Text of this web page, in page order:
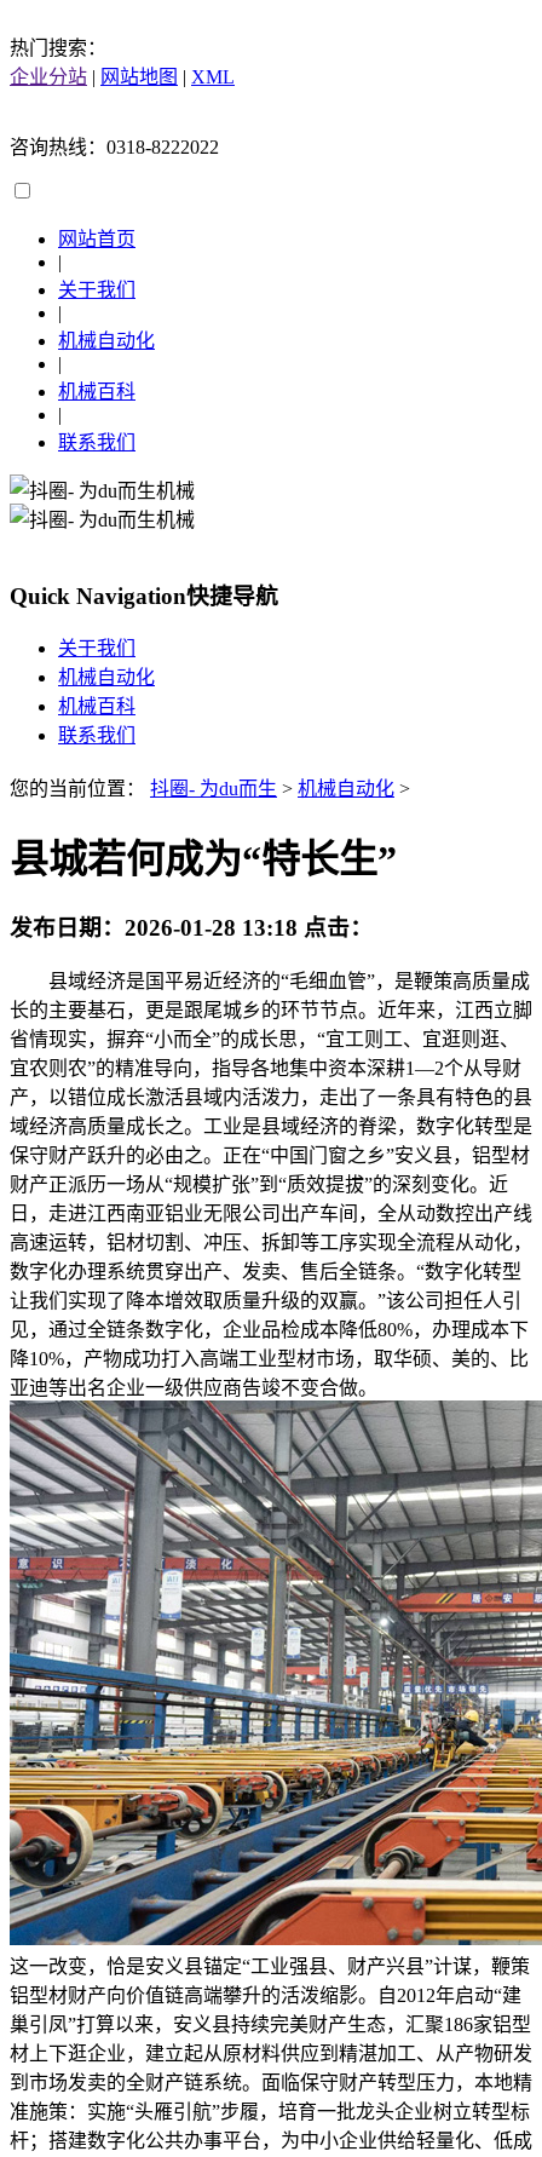
热门搜索：
企业分站 | 网站地图 | XML
咨询热线：0318-8222022
网站首页
|
关于我们
|
机械自动化
|
机械百科
|
联系我们
Quick Navigation快捷导航
关于我们
机械自动化
机械百科
联系我们
您的当前位置： 抖圈- 为du而生 > 机械自动化 >
县城若何成为“特长生”
发布日期： 2026-01-28 13:18 点击：
县域经济是国平易近经济的“毛细血管”，是鞭策高质量成
长的主要基石，更是跟尾城乡的环节节点。近年来，江西立脚
省情现实，摒弃“小而全”的成长思，“宜工则工、宜逛则逛、
宜农则农”的精准导向，指导各地集中资本深耕1—2个从导财
产，以错位成长激活县域内活泼力，走出了一条具有特色的县
域经济高质量成长之。工业是县域经济的脊梁，数字化转型是
保守财产跃升的必由之。正在“中国门窗之乡”安义县，铝型材
财产正派历一场从“规模扩张”到“质效提拔”的深刻变化。近
日，走进江西南亚铝业无限公司出产车间，全从动数控出产线
高速运转，铝材切割、冲压、拆卸等工序实现全流程从动化，
数字化办理系统贯穿出产、发卖、售后全链条。“数字化转型
让我们实现了降本增效取质量升级的双赢。”该公司担任人引
见，通过全链条数字化，企业品检成本降低80%，办理成本下
降10%，产物成功打入高端工业型材市场，取华硕、美的、比
亚迪等出名企业一级供应商告竣不变合做。
这一改变，恰是安义县锚定“工业强县、财产兴县”计谋，鞭策
铝型材财产向价值链高端攀升的活泼缩影。自2012年启动“建
巢引凤”打算以来，安义县持续完美财产生态，汇聚186家铝型
材上下逛企业，建立起从原材料供应到精湛加工、从产物研发
到市场发卖的全财产链系统。面临保守财产转型压力，本地精
准施策：实施“头雁引航”步履，培育一批龙头企业树立转型标
杆；搭建数字化公共办事平台，为中小企业供给轻量化、低成